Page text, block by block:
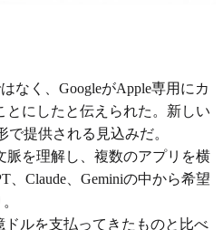
なく、GoogleがApple専用にカ
とにしたと伝えられた。新しい
提供される見込みだ。
脈を理解し、複数のアプリを横
Claude、Geminiの中から希望
ルを支払ってきたものと比べ